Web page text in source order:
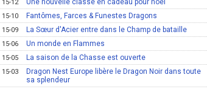
15-12 Une nouvelle classe en cadeau pour noël
15-10 Fantômes, Farces & Funestes Dragons
15-09 La Sœur d'Acier entre dans le Champ de bataille
15-06 Un monde en Flammes
15-05 La saison de la Chasse est ouverte
15-03
Dragon Nest Europe libère le Dragon Noir dans toute
sa splendeur